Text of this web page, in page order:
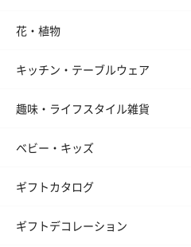
花・植物
キッチン・テーブルウェア
趣味・ライフスタイル雑貨
ベビー・キッズ
ギフトカタログ
ギフトデコレーション